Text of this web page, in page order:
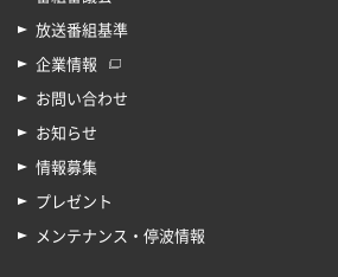
放送番組基準
企業情報
お問い合わせ
お知らせ
情報募集
プレゼント
メンテナンス・停波情報